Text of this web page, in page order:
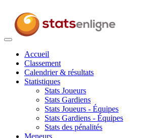
Toggle
navigationAccueil
Classement
Calendrier & résultats
Statistiques
Stats Joueurs
Stats Gardiens
Stats Joueurs - Équipes
Stats Gardiens - Équipes
Stats des pénalités
Meneurs